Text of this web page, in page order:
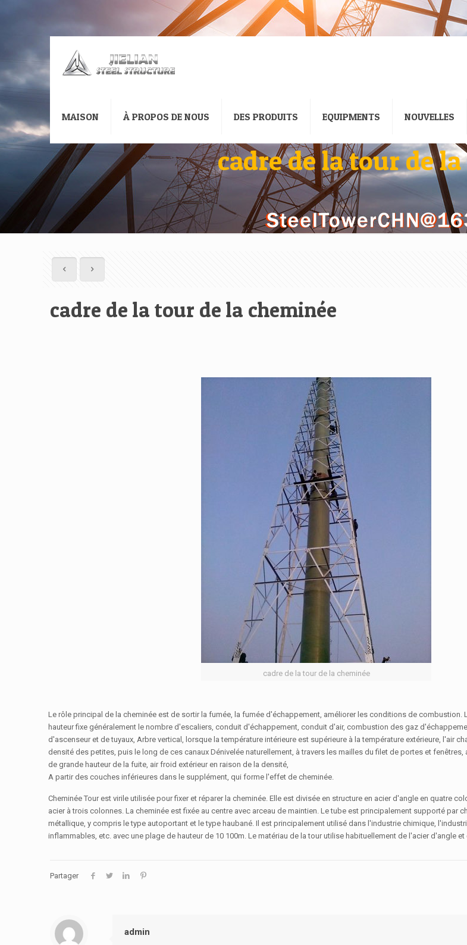
MAISON À PROPOS DE NOUS DES PRODUITS EQUIPMENTS NOUVELLES
cadre de la tour de
cadre de la tour de la cheminée
cadre de la tour de la cheminée
Le rôle principal de la cheminée est de sortir la fumée, la fumée d'échappement, améliorer les conditions de combustion.
hauteur fixe généralement le nombre d'escaliers, conduit d'échappement, conduit d'air, combustion des gaz
d'ascenseur et de tuyaux, Arbre vertical, lorsque la température intérieure est supérieure à la température extérieure, l'air
densité des petites, puis le long de ces canaux Dénivelée naturellement, à travers les mailles du filet de portes et
de grande hauteur de la fuite, air froid extérieur en raison de la densité,
A partir des couches inférieures dans le supplément, qui forme l'effet de cheminée.
Cheminée Tour est virile utilisée pour fixer et réparer la cheminée. Elle est divisée en structure en acier d'angle en quatre
acier à trois colonnes. La cheminée est fixée au centre avec arceau de maintien. Le tube est principalement supporté par
métallique, y compris le type autoportant et le type haubané. Il est principalement utilisé dans l'industrie chimique,
inflammables, etc. avec une plage de hauteur de 10 100m. Le matériau de la tour utilise habituellement de l'acier d'angle
Partager
admin